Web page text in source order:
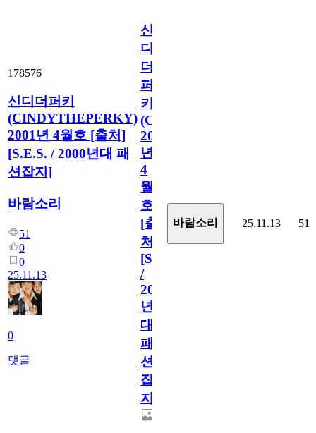
178576
신디더퍼키
(CINDYTHEPERKY)
2001년 4월호 [출처]
[S.E.S. / 2000년대 패
션잡지]
바람소리
51
0
0
25.11.13
0
댓글
신
디
더
퍼
키
(CINDYTHEPERKY)
2001
년
4
월
호
[출
처]
[S.E.S.
/
2000
년
대
패
션
잡
지]
바람소리 25.11.13 51